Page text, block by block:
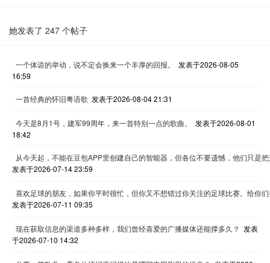
她发表了 247 个帖子
一个体谅的举动，说不定会换来一个丰厚的回报。
发表于2026-08-05
16:59
一首经典的怀旧粤语歌 发表于2026-08-04 21:31
今天是8月1号，建军99周年，来一首特别一点的歌曲。
发表于2026-08-01
18:42
从今天起，不能在豆包APP里创建自己的智能器，但各位不要遗憾，他们只是
发表于2026-07-14 23:59
喜欢足球的朋友，如果你平时很忙，但你又不想错过你关注的足球比赛。给你
发表于2026-07-11 09:35
现在获取信息的渠道多种多样，我们曾经喜爱的广播媒体还能撑多久？ 发表
于2026-07-10 14:32